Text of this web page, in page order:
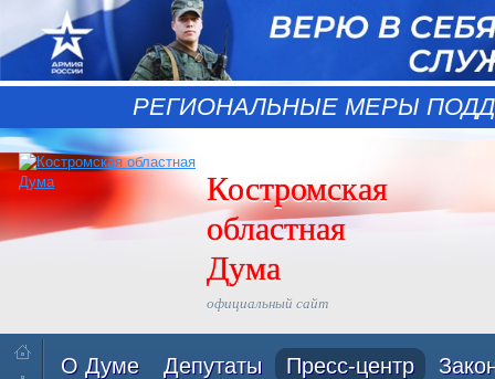
РЕГИОНАЛЬНЫЕ МЕРЫ
Костромская
областная
Дума
официальный сайт
О Думе Депутаты Пресс-центр